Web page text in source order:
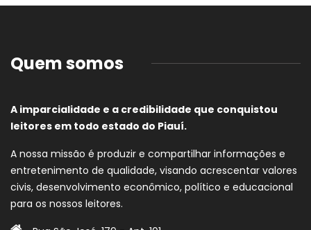
Quem somos
A imparcialidade e a credibilidade que conquistou
leitores em todo estado do Piauí.
A nossa missão é produzir e compartilhar informações e
entretenimento de qualidade, visando acrescentar valores
civis, desenvolvimento econômico, político e educacional
para os nossos leitores.